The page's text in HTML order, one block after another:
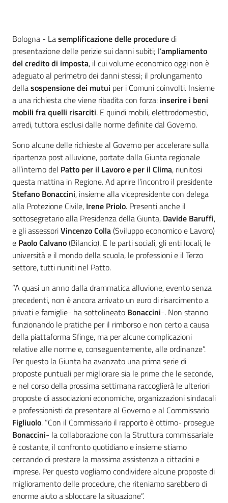
Contenuto
Bologna - Lasemplificazione delle proceduredi
presentazione delle perizie sui danni subiti; l’ampliamento
del credito di imposta, il cui volume economico oggi non è
adeguato al perimetro dei danni stessi; il prolungamento
dellasospensione dei mutui per i Comuni coinvolti. Insieme
a una richiesta che viene ribadita con forza: inserire i beni
mobili fra quelli risarciti. E quindi mobili, elettrodomestici,
arredi, tuttora esclusi dalle norme definite dal Governo.
Sono alcune delle richieste al Governo per accelerare sulla
ripartenza post alluvione, portate dalla Giunta regionale
all’interno del Patto per il Lavoro e per il Clima, riunitosi
questa mattina in Regione. Ad aprire l’incontro il presidente
Stefano Bonaccini, insieme alla vicepresidente con delega
alla Protezione Civile, Irene Priolo. Presenti anche il
sottosegretario alla Presidenza della Giunta, Davide Baruffi,
e gli assessoriVincenzo Colla(Sviluppo economico e Lavoro)
e Paolo Calvano(Bilancio). E le parti sociali, gli enti locali, le
università e il mondo della scuola, le professioni e il Terzo
settore, tutti riuniti nel Patto.
“A quasi un anno dalla drammatica alluvione, evento senza
precedenti, non è ancora arrivato un euro di risarcimento a
privati e famiglie- ha sottolineato Bonaccini-. Non stanno
funzionando le pratiche per il rimborso e non certo a causa
della piattaforma Sfinge, ma per alcune complicazioni
relative alle norme e, conseguentemente, alle ordinanze”.
Per questo la Giunta ha avanzato una prima serie di
proposte puntuali per migliorare sia le prime che le seconde,
e nel corso della prossima settimana raccoglierà le ulteriori
proposte di associazioni economiche, organizzazioni sindacali
e professionisti da presentare al Governo e al Commissario
Figliuolo. “Con il Commissario il rapporto è ottimo- prosegue
Bonaccini- la collaborazione con la Struttura commissariale
è costante, il confronto quotidiano e insieme stiamo
cercando di prestare la massima assistenza a cittadini e
imprese. Per questo vogliamo condividere alcune proposte di
miglioramento delle procedure, che riteniamo sarebbero di
enorme aiuto a sbloccare la situazione”.